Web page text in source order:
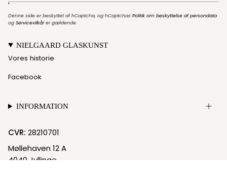
'
Denne side er beskyttet af hCaptcha, og hCaptchas Politik om beskyttelse af persondata
og Servicevilkårer gældende.
NIELGAARD GLASKUNST
Vores historie
Facebook
INFORMATION
CVR: 28210701
Møllehaven 12 A
4040 Jyllinge